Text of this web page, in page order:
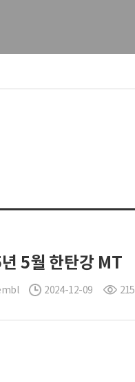
5월 한탄강 MT
2024-12-09 215